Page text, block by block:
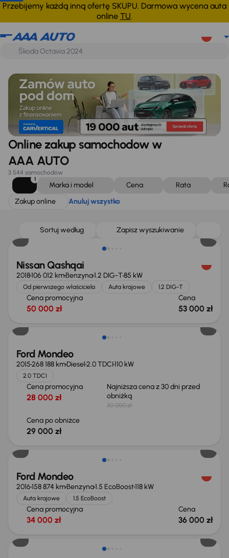
Przebijemy każdą inną ofertę SKUPU. Darmowa wycena auta
online TU.
Zakup online Anuluj wszystko
Online zakup samochodow w
AAA AUTO
3 544 samochodów
1
Marka i model Cena Rata
Zakup online
Anuluj wszystko
Sortuj według Zapisz wyszukiwanie
Nissan Qashqai
2018106 012 kmBenzyna1.2 DIG-T85 kW
Od pierwszego właściciela Auta krajowe 1.2 DIG-T
Cena promocyjna
50 000 zł
Cena
53 000 zł
Taniej o 1 000 zł
Ford Mondeo
2015268 188 kmDiesel2.0 TDCI110 kW
2.0 TDCI
Cena promocyjna
28 000 zł
Najniższa cena z 30 dni przed
obniżką
30 000 zł
Cena po obniżce
29 000 zł
Ford Mondeo
2016158 874 kmBenzyna1.5 EcoBoost118 kW
Auta krajowe 1.5 EcoBoost
Cena promocyjna
34 000 zł
Cena
36 000 zł
Taniej o 2 000 zł